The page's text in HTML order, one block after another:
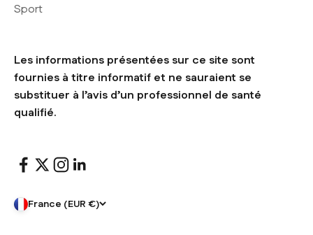
Sport
Les informations présentées sur ce site sont
fournies à titre informatif et ne sauraient se
substituer à l’avis d’un professionnel de santé
qualifié.
France (EUR €)